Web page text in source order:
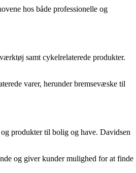
hos både professionelle og
samt cykelrelaterede produkter.
varer, herunder bremsevæske til
produkter til bolig og have. Davidsen
og giver kunder mulighed for at finde